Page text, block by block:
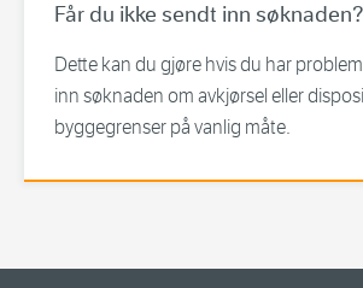
Får du ikke sendt inn søknaden?
Dette kan du gjøre hvis du har
inn søknaden om avkjørsel eller
byggegrenser på vanlig måte.